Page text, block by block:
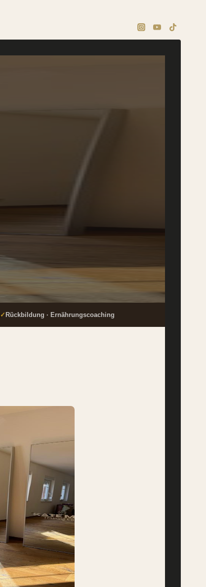
✓ Rückbildung · Ernährungscoaching